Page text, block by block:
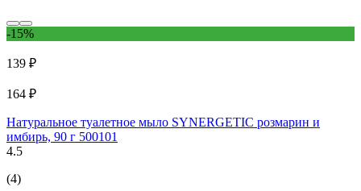
-15%
139 ₽
164 ₽
Натуральное туалетное мыло SYNERGETIC розмарин и
имбирь, 90 г 500101
4.5
(4)